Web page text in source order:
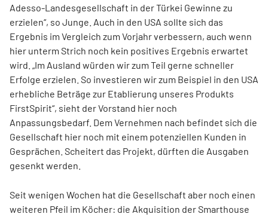
Adesso-Landesgesellschaft in der Türkei Gewinne zu
erzielen“, so Junge. Auch in den USA sollte sich das
Ergebnis im Vergleich zum Vorjahr verbessern, auch wenn
hier unterm Strich noch kein positives Ergebnis erwartet
wird. „Im Ausland würden wir zum Teil gerne schneller
Erfolge erzielen. So inves­tieren wir zum Beispiel in den USA
erhebliche Beträge zur Etablierung unseres Produkts
FirstSpirit“, sieht der Vorstand hier noch
Anpassungsbedarf. Dem Vernehmen nach befindet sich die
Gesellschaft hier noch mit einem potenziellen Kunden in
Gesprächen. Scheitert das Projekt, dürften die Ausgaben
gesenkt werden.
Seit wenigen Wochen hat die Gesellschaft aber noch einen
weiteren Pfeil im Köcher: die Akquisition der Smarthouse